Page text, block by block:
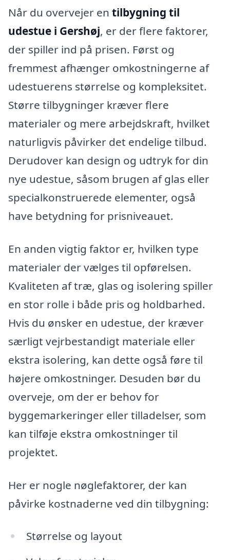
Når du overvejer en tilbygning til
udestue i Gershøj, er der flere faktorer,
der spiller ind på prisen. Først og
fremmest afhænger omkostningerne af
udestuerens størrelse og kompleksitet.
Større tilbygninger kræver flere
materialer og mere arbejdskraft, hvilket
naturligvis påvirker det endelige tilbud.
Derudover kan design og udtryk for din
nye udestue, såsom brugen af glas eller
specialkonstruerede elementer, også
have betydning for prisniveauet.
En anden vigtig faktor er, hvilken type
materialer der vælges til opførelsen.
Kvaliteten af træ, glas og isolering spiller
en stor rolle i både pris og holdbarhed.
Hvis du ønsker en udestue, der kræver
særligt vejrbestandigt materiale eller
ekstra isolering, kan dette også føre til
højere omkostninger. Desuden bør du
overveje, om der er behov for
byggemarkeringer eller tilladelser, som
kan tilføje ekstra omkostninger til
projektet.
Her er nogle nøglefaktorer, der kan
påvirke kostnaderne ved din tilbygning:
Størrelse og layout